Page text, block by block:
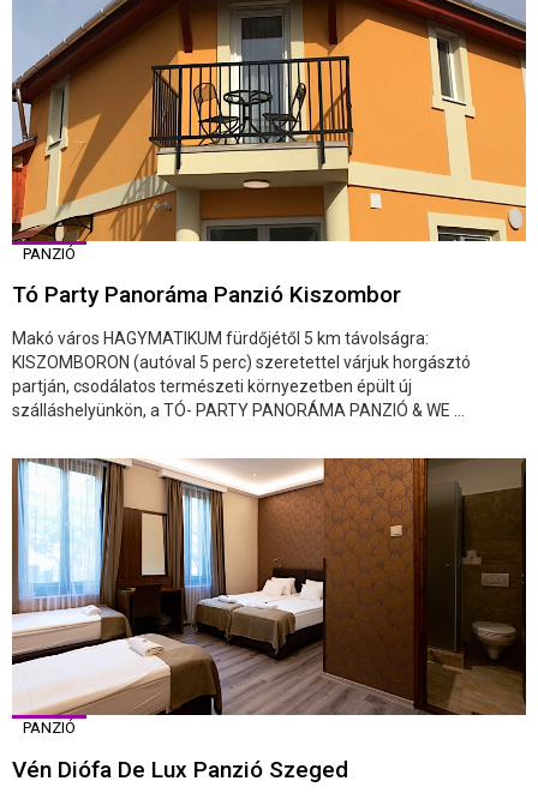
PANZIÓ
Tó Party Panoráma Panzió Kiszombor
Makó város HAGYMATIKUM fürdőjétől 5 km távolságra:
KISZOMBORON (autóval 5 perc) szeretettel várjuk horgásztó
partján, csodálatos természeti környezetben épült új
szálláshelyünkön, a TÓ- PARTY PANORÁMA PANZIÓ & WE ...
PANZIÓ
Vén Diófa De Lux Panzió Szeged